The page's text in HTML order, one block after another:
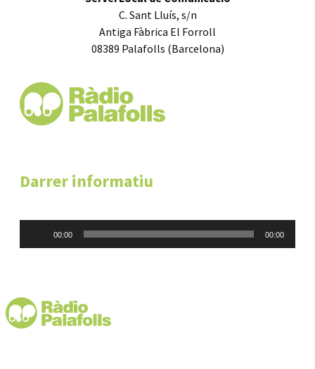
C. Sant Lluís, s/n
Antiga Fàbrica El Forroll
08389 Palafolls (Barcelona)
Darrer informatiu
00:00 00:00